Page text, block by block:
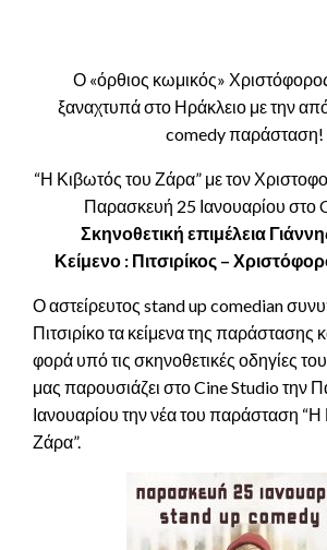
Ο «όρθιος κωμικός»
ξαναχτυπά στο Ηράκλειο με την
comedy παράσταση!
“Η Κιβωτός του Ζάρα” με τον
Παρασκευή 25 Ιανουαρίου στο
Σκηνοθετική επιμέλεια
Κείμενο : Πιτσιρίκος –
Ο αστείρευτος stand up comedian
Πιτσιρίκο τα κείμενα της παράστασης
φορά υπό τις σκηνοθετικές οδηγίες
μας παρουσιάζει στο Cine Studio την
Ιανουαρίου την νέα του παράσταση “Η
Ζάρα”.